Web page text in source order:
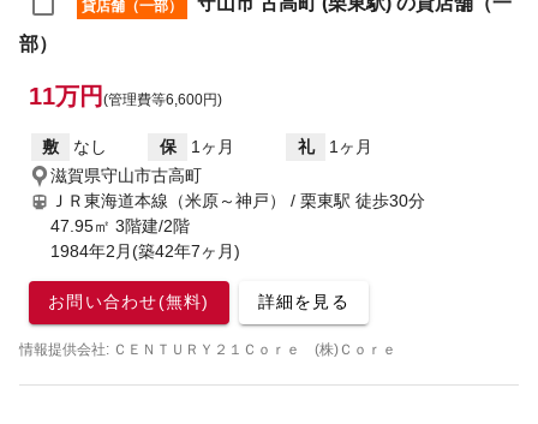
貸店舗（一部）
部）
11万円 (管理費等6,600円)
敷 なし 保 1ヶ月 礼
1ヶ月
滋賀県守山市古高町
ＪＲ東海道本線（米原～神戸） / 栗東駅 徒歩30分
47.95㎡ 3階建/2階
1984年2月(築42年7ヶ月)
お問い合わせ(無料) 詳細を見る
情報提供会社: ＣＥＮＴＵＲＹ２１Ｃｏｒｅ (株)Ｃｏｒｅ